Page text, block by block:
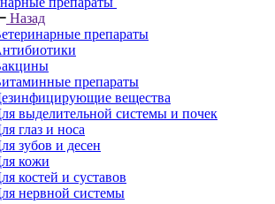
Назад
препараты
препараты
вещества
выделительной системы и почек
глаз и носа
зубов и десен
кожи
костей и суставов
нервной системы